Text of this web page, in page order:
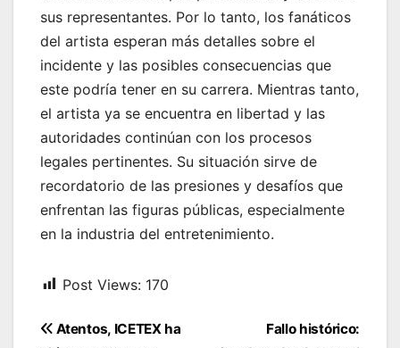
sus representantes. Por lo tanto, los fanáticos
del artista esperan más detalles sobre el
incidente y las posibles consecuencias que
este podría tener en su carrera. Mientras tanto,
el artista ya se encuentra en libertad y las
autoridades continúan con los procesos
legales pertinentes. Su situación sirve de
recordatorio de las presiones y desafíos que
enfrentan las figuras públicas, especialmente
en la industria del entretenimiento.
Post Views: 170
Navegación
Fallo histórico:
Atentos, ICETEX ha